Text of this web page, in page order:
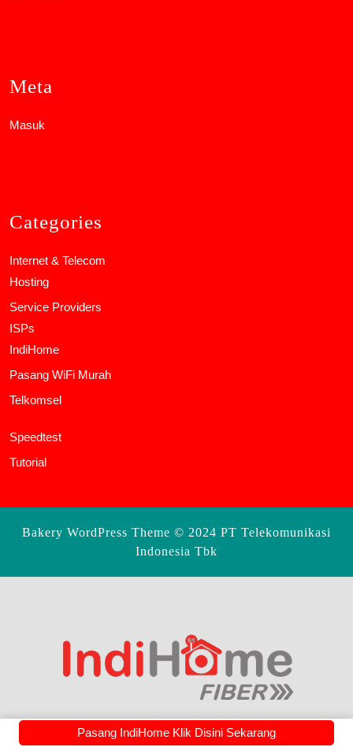
Meta
Masuk
Categories
Internet & Telecom
Hosting
Service Providers
ISPs
IndiHome
Pasang WiFi Murah
Telkomsel
Speedtest
Tutorial
Bakery WordPress Theme © 2024 PT Telekomunikasi
Indonesia Tbk
Pasang IndiHome Klik Disini Sekarang